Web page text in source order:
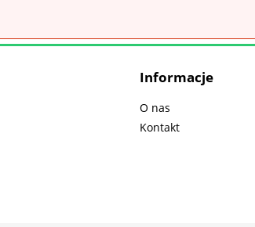
Informacje
O nas
Kontakt